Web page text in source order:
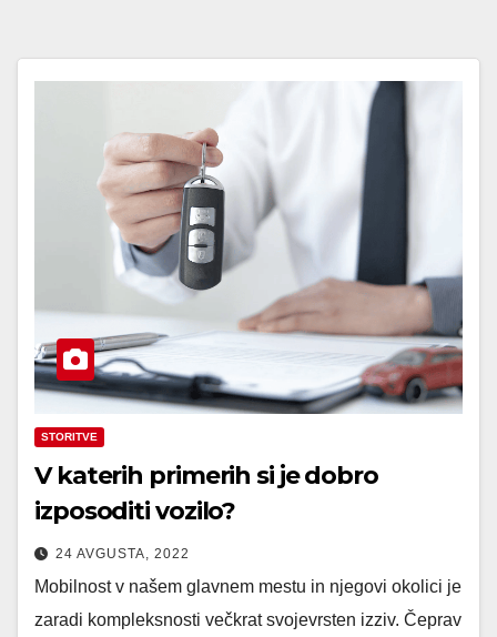
STORITVE
V katerih primerih si je dobro
izposoditi vozilo?
24 AVGUSTA, 2022
Mobilnost v našem glavnem mestu in njegovi okolici je
zaradi kompleksnosti večkrat svojevrsten izziv. Čeprav